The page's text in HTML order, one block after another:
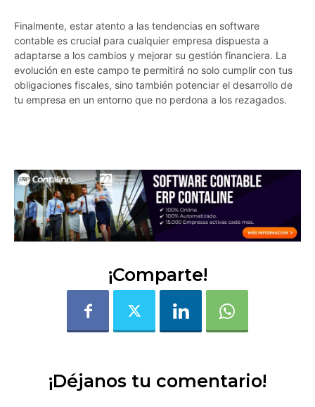
Finalmente, estar atento a las tendencias en software
contable es crucial para cualquier empresa dispuesta a
adaptarse a los cambios y mejorar su gestión financiera. La
evolución en este campo te permitirá no solo cumplir con tus
obligaciones fiscales, sino también potenciar el desarrollo de
tu empresa en un entorno que no perdona a los rezagados.
¡Comparte!
¡Déjanos tu comentario!